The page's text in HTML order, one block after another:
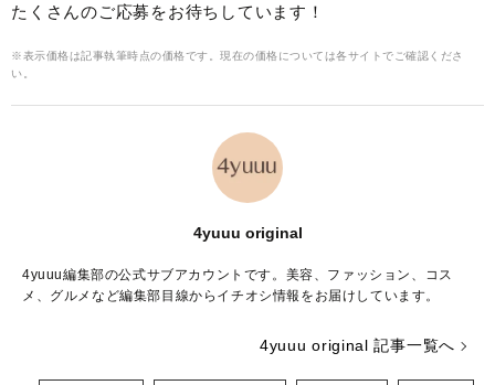
たくさんのご応募をお待ちしています！
※表示価格は記事執筆時点の価格です。現在の価格については各サイトでご確認くださ
い。
4yuuu original
4yuuu編集部の公式サブアカウントです。美容、ファッション、コス
メ、グルメなど編集部目線からイチオシ情報をお届けしています。
4yuuu original 記事一覧へ